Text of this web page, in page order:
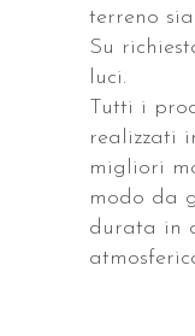
terreno
Su
luci.
Tutti i
realizzati
migliori
modo da
durata in